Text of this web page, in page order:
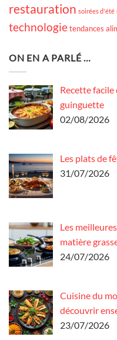
restauration soirées d'été
technologietendances
ON EN A PARLÉ …
Recette facile
guinguette
02/08/2026
Les plats de
31/07/2026
Les
matière
24/07/2026
Cuisine du
découvrir
23/07/2026